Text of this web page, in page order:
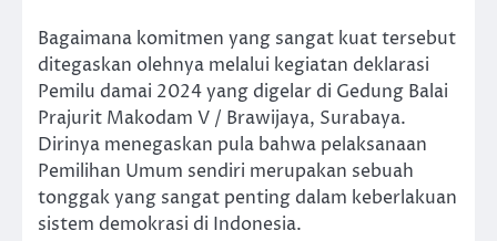
Bagaimana komitmen yang sangat kuat tersebut
ditegaskan olehnya melalui kegiatan deklarasi
Pemilu damai 2024 yang digelar di Gedung Balai
Prajurit Makodam V / Brawijaya, Surabaya.
Dirinya menegaskan pula bahwa pelaksanaan
Pemilihan Umum sendiri merupakan sebuah
tonggak yang sangat penting dalam keberlakuan
sistem demokrasi di Indonesia.